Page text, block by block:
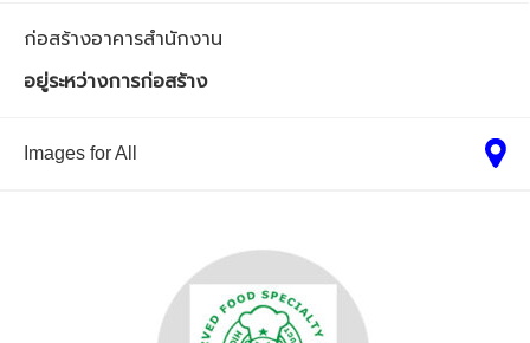
ก่อสร้างอาคารสำนักงาน
อยู่ระหว่างการก่อสร้าง
Images for All